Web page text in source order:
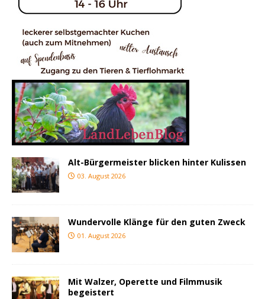
Alt-Bürgermeister blicken hinter Kulissen
03. August 2026
Wundervolle Klänge für den guten Zweck
01. August 2026
Mit Walzer, Operette und Filmmusik
begeistert